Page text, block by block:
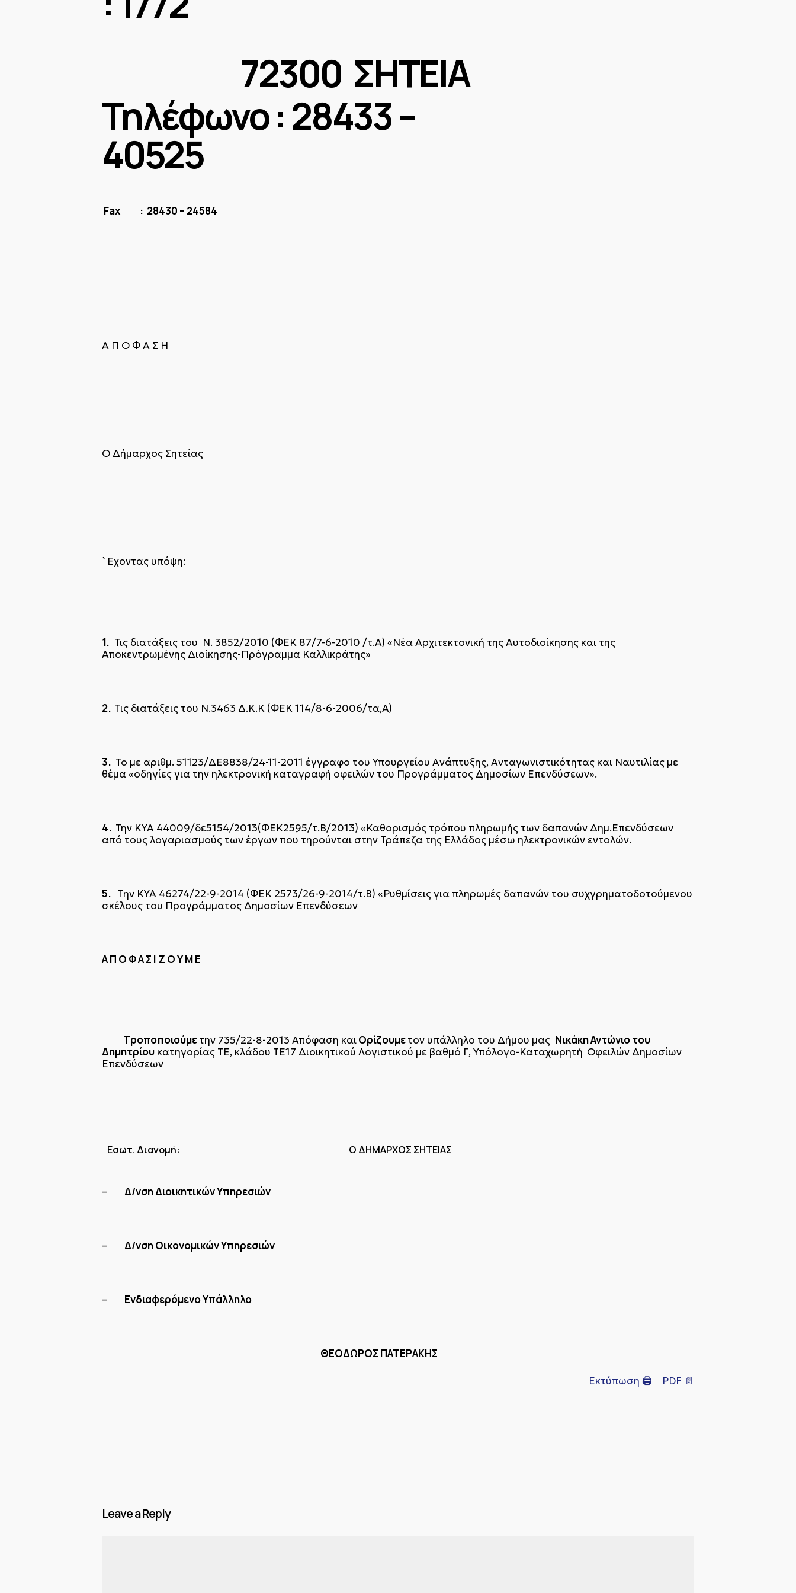
72300 ΣΗΤΕΙΑ
Τηλέφωνο : 28433 –
40525
Fax : 28430 – 24584
Α Π Ο Φ Α Σ Η
Ο Δήμαρχος Σητείας
`Εχοντας υπόψη:
1. Τις διατάξεις του Ν. 3852/2010 (ΦΕΚ 87/7-6-2010 /τ.Α΄) «Νέα Αρχιτεκτονική της Αυτοδιοίκησης και της
Αποκεντρωμένης Διοίκησης-Πρόγραμμα Καλλικράτης»
2. Τις διατάξεις του Ν.3463 Δ.Κ.Κ (ΦΕΚ 114/8-6-2006/τα,Α΄)
3. Το με αριθμ. 51123/ΔΕ8838/24-11-2011 έγγραφο του Υπουργείου Ανάπτυξης, Ανταγωνιστικότητας και Ναυτιλίας με
θέμα «οδηγίες για την ηλεκτρονική καταγραφή οφειλών του Προγράμματος Δημοσίων Επενδύσεων».
4. Την ΚΥΑ 44009/δε5154/2013(ΦΕΚ2595/τ.Β΄/2013) «Καθορισμός τρόπου πληρωμής των δαπανών Δημ.Επενδύσεων
από τους λογαριασμούς των έργων που τηρούνται στην Τράπεζα της Ελλάδος μέσω ηλεκτρονικών εντολών.
5. Την ΚΥΑ 46274/22-9-2014 (ΦΕΚ 2573/26-9-2014/τ.Β΄) «Ρυθμίσεις για πληρωμές δαπανών του συχγρηματοδοτούμενου
σκέλους του Προγράμματος Δημοσίων Επενδύσεων
Α Π Ο Φ Α Σ Ι Ζ Ο Υ Μ Ε
Τροποποιούμετην 735/22-8-2013 Απόφαση καιΟρίζουμετον υπάλληλο του Δήμου μας Νικάκη Αντώνιο του
Δημητρίου κατηγορίας ΤΕ, κλάδου ΤΕ17 Διοικητικού Λογιστικού με βαθμό Γ΄, Υπόλογο-Καταχωρητή Οφειλών Δημοσίων
Επενδύσεων
Εσωτ. Διανομή: Ο ΔΗΜΑΡΧΟΣ ΣΗΤΕΙΑΣ
– Δ/νση Διοικητικών Υπηρεσιών
– Δ/νση Οικονομικών Υπηρεσιών
– Ενδιαφερόμενο Υπάλληλο
ΘΕΟΔΩΡΟΣ ΠΑΤΕΡΑΚΗΣ
Εκτύπωση 🖨 PDF 📄
Leave a Reply